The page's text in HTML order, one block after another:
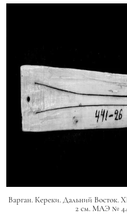
Варган. Кереки. Дальний Восток.
2 см. МАЭ №